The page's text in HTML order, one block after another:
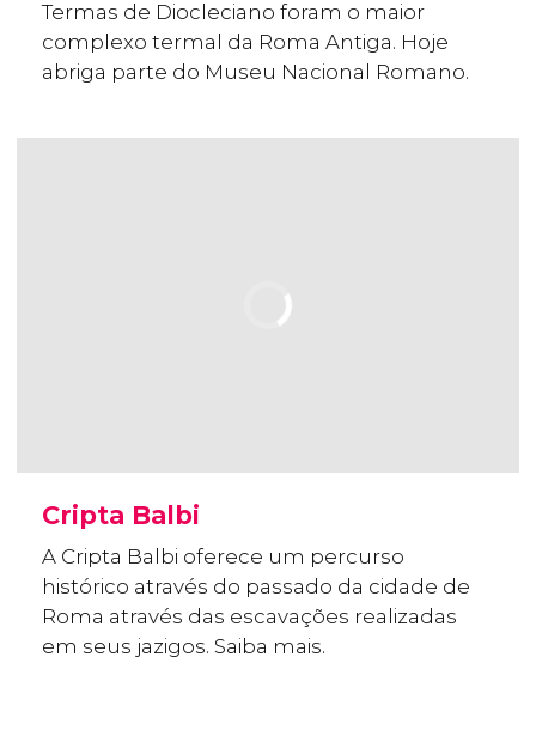
Termas de Diocleciano foram o maior
complexo termal da Roma Antiga. Hoje
abriga parte do Museu Nacional Romano.
Cripta Balbi
A Cripta Balbi oferece um percurso
histórico através do passado da cidade de
Roma através das escavações realizadas
em seus jazigos. Saiba mais.